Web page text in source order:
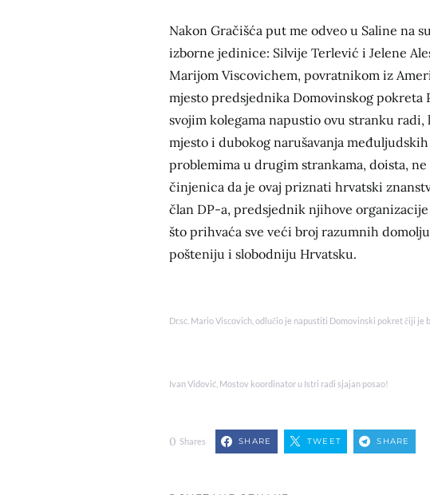
Nakon Gračišća put me odveo u Saline na
izborne jedinice: Silvije Terlević i Jelene
Marijom Viscovichem, povratnikom iz
mjesto predsjednika Domovinskog pokreta
svojim kolegama napustio ovu stranku
mjesto i dubokog narušavanja
problemima u drugim strankama, doista,
činjenica da je ovaj priznati hrvatski
član DP-a, predsjednik njihove
što prihvaća sve veći broj razumnih
pošteniju i slobodniju Hrvatsku.
Dr.sc. Mario Viscovich, odlučio je napustiti Domovinski pokret čiji
Ivan Vidović, Mostov koordinator u Istri radi sjajan posao!
0 Shares SHARE TWEET SHARE